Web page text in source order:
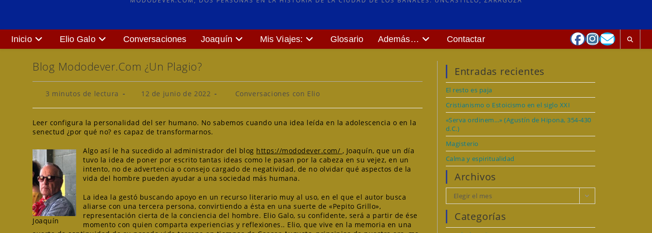
Inicio Elio Galo Conversaciones Joaquín Mis Viajes: Glosario Además… Contactar
Blog Mododever.com ¿Un Plagio?
Tiempo
lectura:
3 minutos de lectura
Publicación
la
entrada:
12 de junio de 2022
Categoría
la
entrada:
Conversaciones con Elio
Leer configura la personalidad del ser humano. No sabemos cuando una idea leída en la adolescencia o en la
senectud ¿por qué no? es capaz de transformarnos.
Joaquín
Algo así le ha sucedido al administrador del blog https://mododever.com/ , Joaquín, que un día
tuvo la idea de poner por escrito tantas ideas como le pasan por la cabeza en su vejez, en un
intento, no de advertencia o consejo cargado de negatividad, de no olvidar qué aspectos de la
vida del hombre pueden ayudar a una sociedad más humana.
La idea la gestó buscando apoyo en un recurso literario muy al uso, en el que el autor busca
aliarse con una tercera persona, convirtiendo a ésta en una suerte de «Pepito Grillo»,
representación cierta de la conciencia del hombre. Elio Galo, su confidente, será a partir de ése
momento con quien comparta experiencias y reflexiones.. Elio, que vive en la memoria en una
Entradas recientes
El resto es paja
Cristianismo o Estoicismo en el siglo XXI
«Serva ordinem…» (Agustín de Hipona, 354-430
d.C.)
Magisterio
Calma y espiritualidad
Archivos
Archivos
Elegir el mes
Categorías